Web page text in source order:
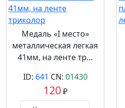
Медаль «I место»
металлическая легкая
41мм, на ленте тр…
ID: 641 CN: 01430
120₽